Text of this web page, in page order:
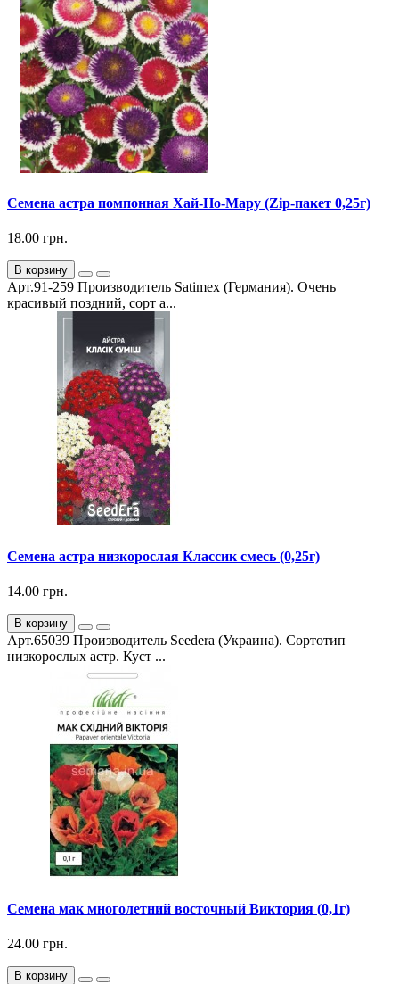
Семена астра помпонная Хай-Но-Мару (Zip-пакет 0,25г)
18.00 грн.
В корзину
Арт.91-259 Производитель Satimex (Германия). Очень
красивый поздний, сорт а...
Семена астра низкорослая Классик смесь (0,25г)
14.00 грн.
В корзину
Арт.65039 Производитель Seedera (Украина). Сортотип
низкорослых астр. Куст ...
Семена мак многолетний восточный Виктория (0,1г)
24.00 грн.
В корзину